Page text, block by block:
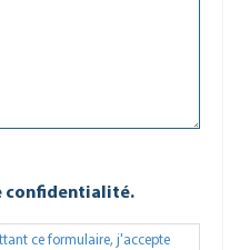
confidentialité.
ce formulaire, j'accepte